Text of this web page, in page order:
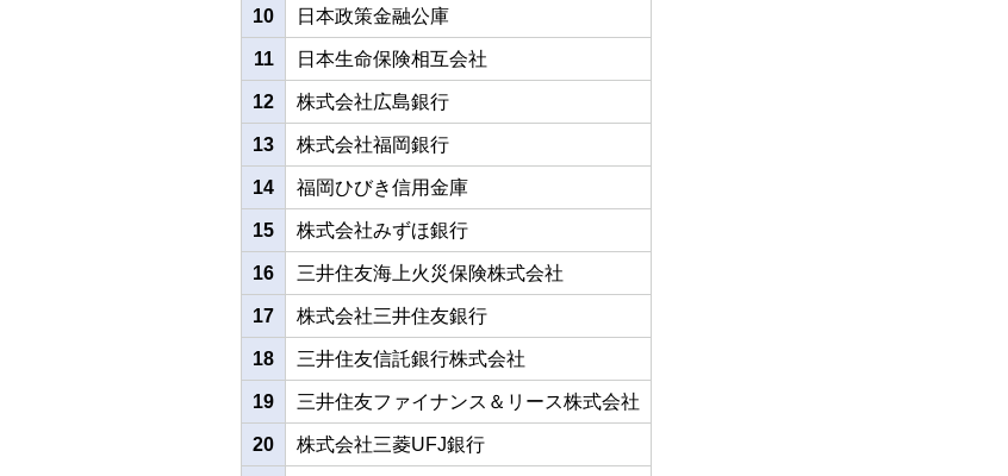
10 日本政策金融公庫
11 日本生命保険相互会社
12 株式会社広島銀行
13 株式会社福岡銀行
14 福岡ひびき信用金庫
15 株式会社みずほ銀行
16 三井住友海上火災保険株式会社
17 株式会社三井住友銀行
18 三井住友信託銀行株式会社
19 三井住友ファイナンス＆リース株式会社
20 株式会社三菱UFJ銀行